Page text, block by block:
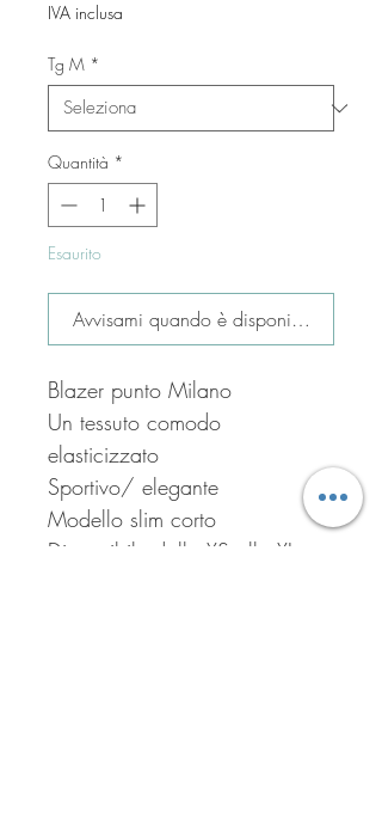
IVA inclusa
Tg M *
Quantità *
Esaurito
Avvisami quando è disponibile
Blazer punto Milano
Un tessuto comodo
elasticizzato
Sportivo/ elegante
Modello slim corto
Disponibile dalla XS alla XL